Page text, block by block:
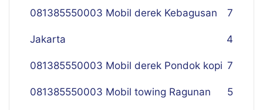
7
081385550003 Mobil derek Kebagusan
Jakarta 4
081385550003 Mobil derek Pondok kopi 7
081385550003 Mobil towing Ragunan 5